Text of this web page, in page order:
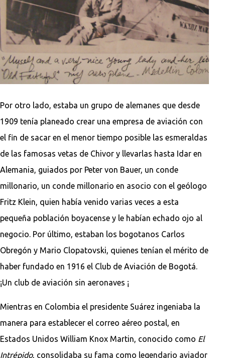
Por otro lado, estaba un grupo de alemanes que desde
1909 tenía planeado crear una empresa de aviación con
el fin de sacar en el menor tiempo posible las esmeraldas
de las famosas vetas de Chivor y llevarlas hasta Idar en
Alemania, guiados por Peter von Bauer, un conde
millonario, un conde millonario en asocio con el geólogo
Fritz Klein, quien había venido varias veces a esta
pequeña población boyacense y le habían echado ojo al
negocio. Por último, estaban los bogotanos Carlos
Obregón y Mario Clopatovski, quienes tenían el mérito de
haber fundado en 1916 el Club de Aviación de Bogotá.
¡Un club de aviación sin aeronaves ¡
Mientras en Colombia el presidente Suárez ingeniaba la
manera para establecer el correo aéreo postal, en
Estados Unidos William Knox Martin, conocido como El
Intrépido, consolidaba su fama como legendario aviador